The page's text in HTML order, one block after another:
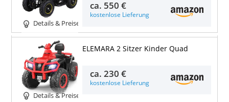
Details & Preise
ca. 550 €
kostenlose Lieferung
Details & Preise
ELEMARA 2 Sitzer Kinder Quad
ca.230 €
kostenlose Lieferung